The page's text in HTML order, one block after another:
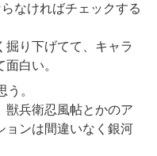
なければチェックする
掘り下げてて、キャラ
白い。
。
獣兵衛忍風帖とかのア
ョンは間違いなく銀河